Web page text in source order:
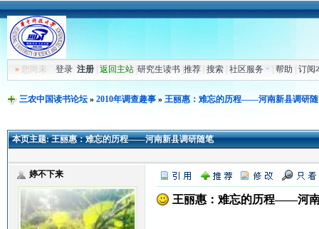
»您尚未 登录 注册| 返回主站| 研究生读书| 推荐| 搜索| 社区服务 帮助 订阅
三农中国读书论坛» 2010年调查趣事» 王丽惠：难忘的历程——河南新县调研
本页主题:王丽惠：难忘的历程——河南新县调研随笔
婷不下来
王丽惠：难忘的历程——河